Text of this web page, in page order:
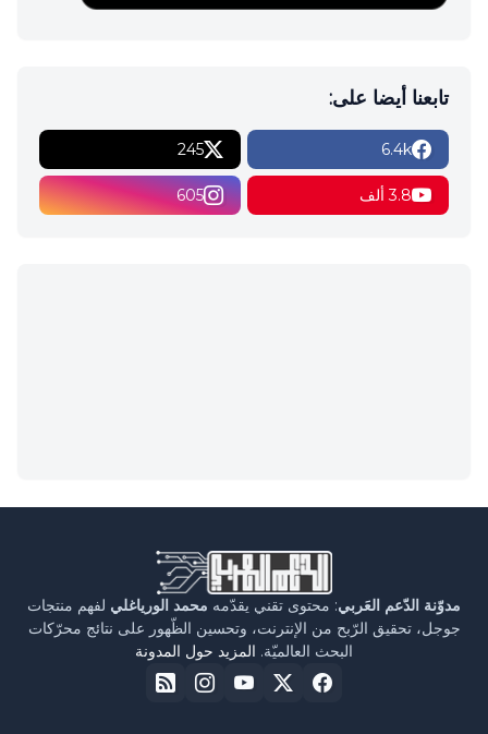
تابعنا أيضا على:
6.4k
245
3.8 ألف 605
مدوّنة الدّعم العَربي: محتوى تقني يقدّمه محمد الورياغلي لفهم منتجات
جوجل، تحقيق الرّبح من الإنترنت، وتحسين الظّهور على نتائج محرّكات
البحث العالميّة. المزيد حول المدونة